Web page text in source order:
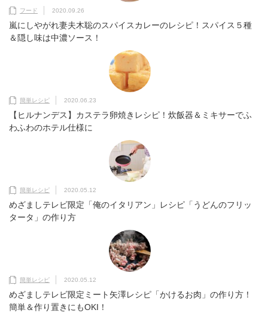
フード 2020.09.26
嵐にしやがれ妻夫木聡のスパイスカレーのレシピ！スパイス５種
＆隠し味は中濃ソース！
簡単レシピ 2020.06.23
【ヒルナンデス】カステラ卵焼きレシピ！炊飯器＆ミキサーでふ
わふわのホテル仕様に
簡単レシピ 2020.05.12
めざましテレビ限定「俺のイタリアン」レシピ「うどんのフリッ
タータ」の作り方
簡単レシピ 2020.05.12
めざましテレビ限定ミート矢澤レシピ「かけるお肉」の作り方！
簡単＆作り置きにもOKI！